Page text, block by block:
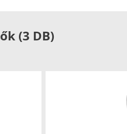
(3 DB)